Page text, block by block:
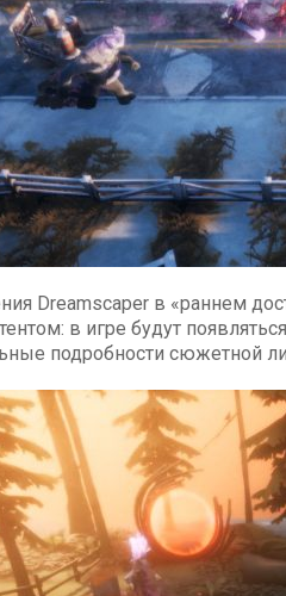
Dreamscaper в «раннем
в игре будут
подробности сюжетной